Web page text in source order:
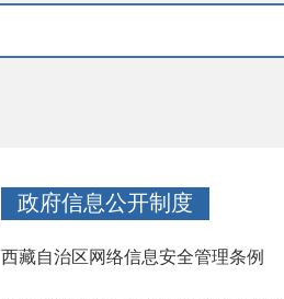
政府信息公开制度
西藏自治区网络信息安全管理条例